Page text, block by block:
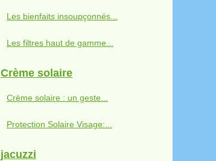
Les bienfaits insoupçonnés...
Les filtres haut de gamme...
Crème solaire
Crème solaire : un geste...
Protection Solaire Visage:...
jacuzzi